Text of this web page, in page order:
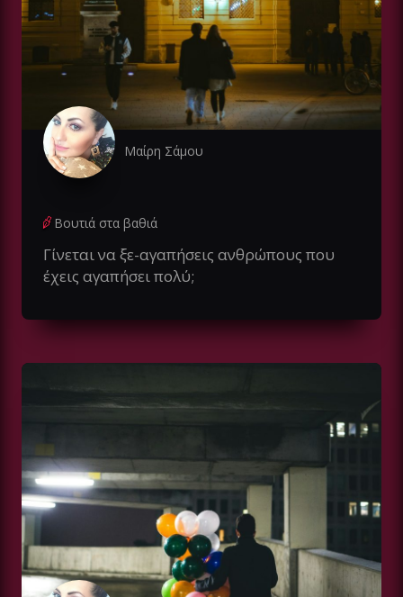
Μαίρη Σάμου
Βουτιά στα βαθιά
Γίνεται να ξε-αγαπήσεις ανθρώπους που
έχεις αγαπήσει πολύ;